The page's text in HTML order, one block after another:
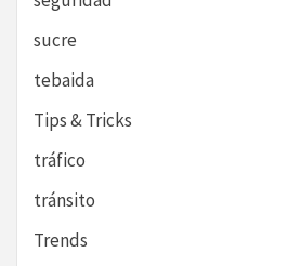
sucre
tebaida
Tips & Tricks
tráfico
tránsito
Trends